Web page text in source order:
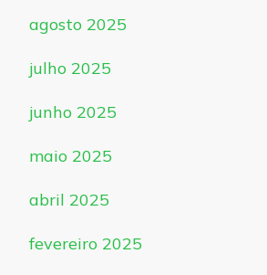
agosto 2025
julho 2025
junho 2025
maio 2025
abril 2025
fevereiro 2025